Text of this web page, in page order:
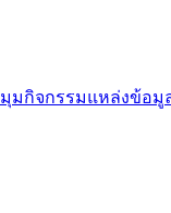
มุมกิจกรรมแหล่งข้อมู